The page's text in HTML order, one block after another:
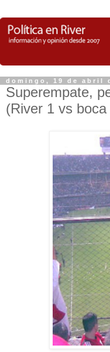
domingo, 19 de abril
Superempate,
(River 1 vs boca